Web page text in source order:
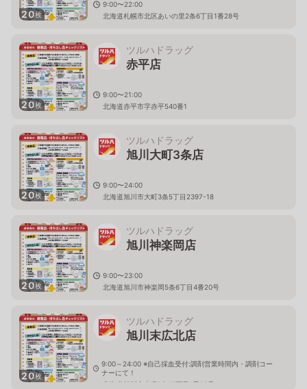
20枚
9:00〜22:00
北海道札幌市北区あいの里2条6丁目1番28号
20枚
ツルハドラッグ
赤平店
9:00〜21:00
北海道赤平市字赤平540番1
20枚
ツルハドラッグ
旭川大町3条店
9:00〜24:00
北海道旭川市大町3条5丁目2397-18
20枚
ツルハドラッグ
旭川神楽岡店
9:00〜23:00
北海道旭川市神楽岡5条6丁目4番20号
20枚
ツルハドラッグ
旭川末広北店
9:00～24:00 ※自己採血受付:調剤営業時間内・調剤コー
ナーにて！
北海道旭川市末広1条10丁目1番20号